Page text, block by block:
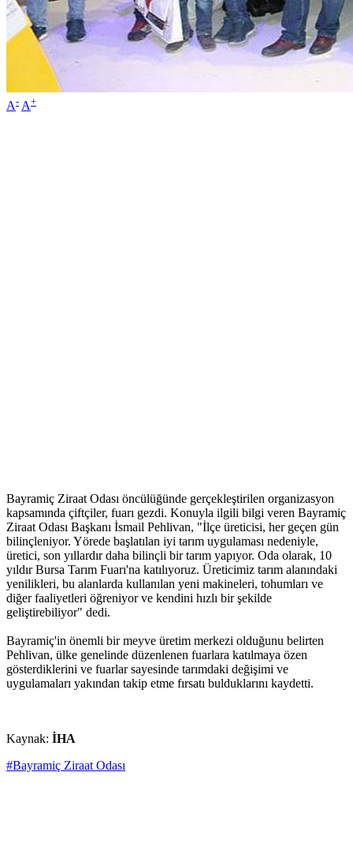
A- A+
Bayramiç Ziraat Odası öncülüğünde gerçekleştirilen organizasyon
kapsamında çiftçiler, fuarı gezdi. Konuyla ilgili bilgi veren Bayramiç
Ziraat Odası Başkanı İsmail Pehlivan, "İlçe üreticisi, her geçen gün
bilinçleniyor. Yörede başlatılan iyi tarım uygulaması nedeniyle,
üretici, son yıllardır daha bilinçli bir tarım yapıyor. Oda olarak, 10
yıldır Bursa Tarım Fuarı'na katılıyoruz. Üreticimiz tarım alanındaki
yenilikleri, bu alanlarda kullanılan yeni makineleri, tohumları ve
diğer faaliyetleri öğreniyor ve kendini hızlı bir şekilde
geliştirebiliyor" dedi.
Bayramiç'in önemli bir meyve üretim merkezi olduğunu belirten
Pehlivan, ülke genelinde düzenlenen fuarlara katılmaya özen
gösterdiklerini ve fuarlar sayesinde tarımdaki değişimi ve
uygulamaları yakından takip etme fırsatı bulduklarını kaydetti.
Kaynak: İHA
#Bayramiç Ziraat Odası